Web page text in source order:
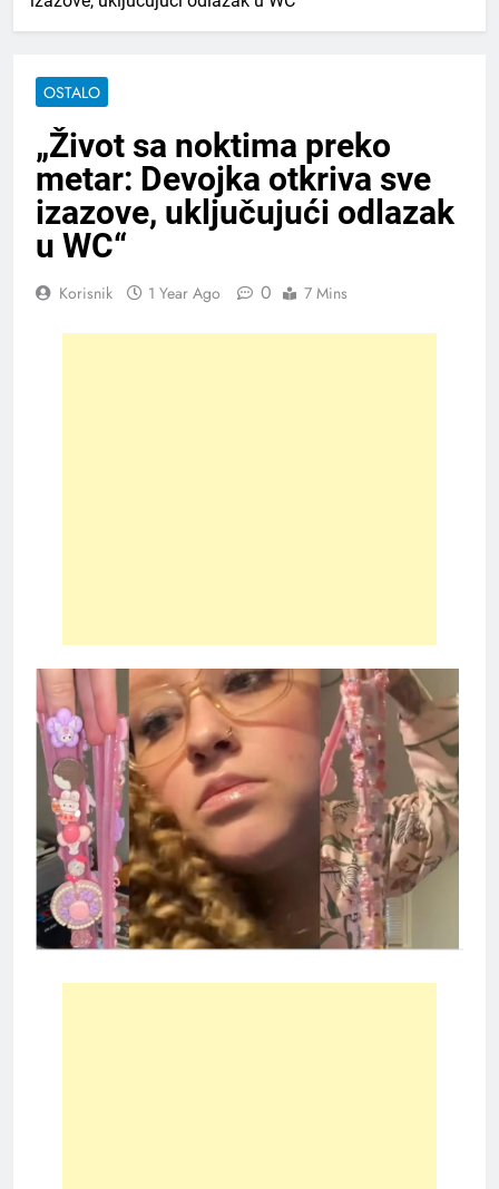
OSTALO
„Život sa noktima preko
metar: Devojka otkriva sve
izazove, uključujući odlazak
u WC“
Korisnik 1 Year Ago 0 7 Mins